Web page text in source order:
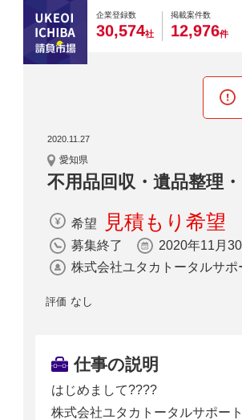
企業登録数
0
3
0
0,
0
5
0
74社
掲載案件数
0
1
0
2,
0
9
0
76件
2020.11.27
愛知県
不用品回収・遺品整理
希望 見積もり希望
募集終了
2020年11月
株式会社ユタカトータルサポ
評価 なし
仕事の説明
はじめまして????
株式会社ユタカトータルサポー